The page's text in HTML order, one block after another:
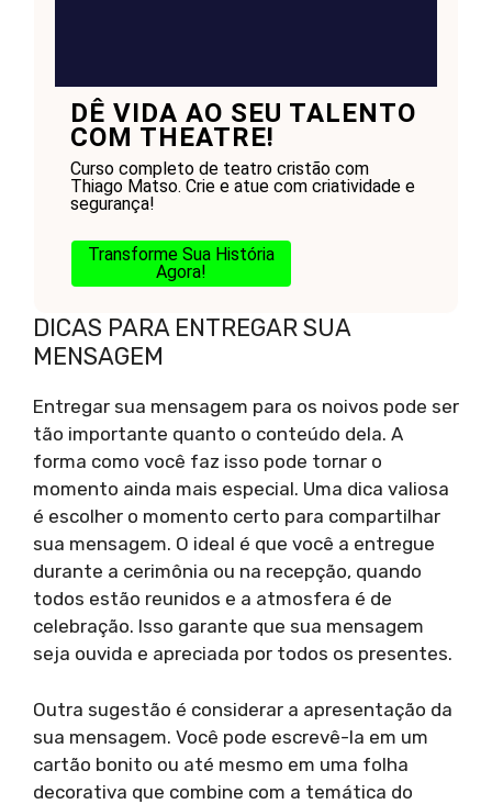
DÊ VIDA AO SEU TALENTO
COM THEATRE!
Curso completo de teatro cristão com
Thiago Matso. Crie e atue com criatividade e
segurança!
Transforme Sua História
Agora!
DICAS PARA ENTREGAR SUA
MENSAGEM
Entregar sua mensagem para os noivos pode ser
tão importante quanto o conteúdo dela. A
forma como você faz isso pode tornar o
momento ainda mais especial. Uma dica valiosa
é escolher o momento certo para compartilhar
sua mensagem. O ideal é que você a entregue
durante a cerimônia ou na recepção, quando
todos estão reunidos e a atmosfera é de
celebração. Isso garante que sua mensagem
seja ouvida e apreciada por todos os presentes.
Outra sugestão é considerar a apresentação da
sua mensagem. Você pode escrevê-la em um
cartão bonito ou até mesmo em uma folha
decorativa que combine com a temática do